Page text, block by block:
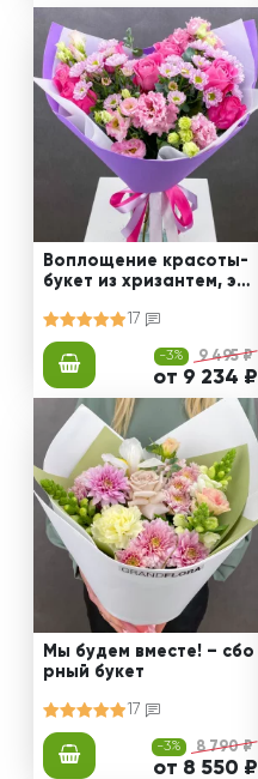
Воплощение красоты-
букет из хризантем, эус
17
-3% 9 495 ₽
от 9 234 ₽
Мы будем вместе! – сбо
рный букет
17
-3% 8 790 ₽
от 8 550 ₽